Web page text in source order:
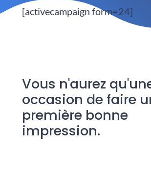
[activecampaign form=24]
Vous n'aurez
occasion de faire
première bonne
impression.